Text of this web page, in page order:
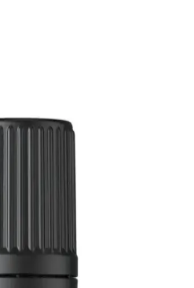
Faydalar, Riskler
açıcı özellikleriyle bilinir ancak
gerektirir. Doğrudan uygulama
Kullanım Karşılaştırması
Yağları, saç ve cilt bakımında